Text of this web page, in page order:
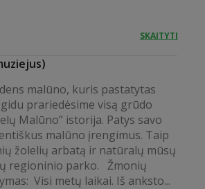
SKAITYTI
malūno, kuris pastatytas
prariedėsime visą grūdo
Malūno” istorija. Patys savo
malūno įrengimus. Taip
žolelių arbatą ir natūralų mūsų
regioninio parko. Žmonių
Visi metų laikai. Iš anksto...